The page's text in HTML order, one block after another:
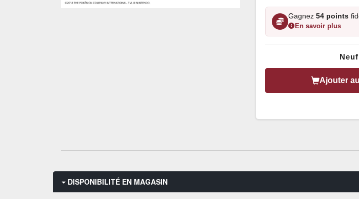
Gagnez54 points
En savoir plus
Neuf
Ajouter
DISPONIBILITÉ EN MAGASIN